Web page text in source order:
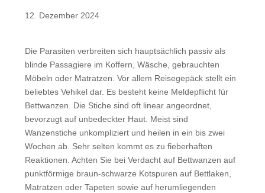
12. Dezember 2024
Die Parasiten verbreiten sich hauptsächlich passiv als
blinde Passagiere im Koffern, Wäsche, gebrauchten
Möbeln oder Matratzen. Vor allem Reisegepäck stellt ein
beliebtes Vehikel dar. Es besteht keine Meldepflicht für
Bettwanzen. Die Stiche sind oft linear angeordnet,
bevorzugt auf unbedeckter Haut. Meist sind
Wanzenstiche unkompliziert und heilen in ein bis zwei
Wochen ab. Sehr selten kommt es zu fieberhaften
Reaktionen. Achten Sie bei Verdacht auf Bettwanzen auf
punktförmige braun-schwarze Kotspuren auf Bettlaken,
Matratzen oder Tapeten sowie auf herumliegenden